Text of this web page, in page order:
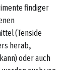
findiger
(Tenside
herab,
oder auch